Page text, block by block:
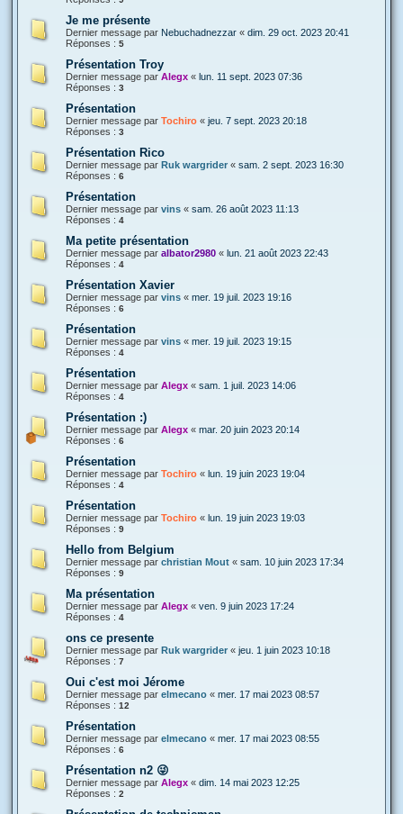
Je me présente
Dernier message par Nebuchadnezzar « dim. 29 oct. 2023 20:41
Réponses : 5
Présentation Troy
Dernier message par Alegx « lun. 11 sept. 2023 07:36
Réponses : 3
Présentation
Dernier message par Tochiro « jeu. 7 sept. 2023 20:18
Réponses : 3
Présentation Rico
Dernier message par Ruk wargrider « sam. 2 sept. 2023 16:30
Réponses : 6
Présentation
Dernier message par vins « sam. 26 août 2023 11:13
Réponses : 4
Ma petite présentation
Dernier message par albator2980 « lun. 21 août 2023 22:43
Réponses : 4
Présentation Xavier
Dernier message par vins « mer. 19 juil. 2023 19:16
Réponses : 6
Présentation
Dernier message par vins « mer. 19 juil. 2023 19:15
Réponses : 4
Présentation
Dernier message par Alegx « sam. 1 juil. 2023 14:06
Réponses : 4
Présentation :)
Dernier message par Alegx « mar. 20 juin 2023 20:14
Réponses : 6
Présentation
Dernier message par Tochiro « lun. 19 juin 2023 19:04
Réponses : 4
Présentation
Dernier message par Tochiro « lun. 19 juin 2023 19:03
Réponses : 9
Hello from Belgium
Dernier message par christian Mout « sam. 10 juin 2023 17:34
Réponses : 9
Ma présentation
Dernier message par Alegx « ven. 9 juin 2023 17:24
Réponses : 4
ons ce presente
Dernier message par Ruk wargrider « jeu. 1 juin 2023 10:18
Réponses : 7
Oui c'est moi Jérome
Dernier message par elmecano « mer. 17 mai 2023 08:57
Réponses : 12
Présentation
Dernier message par elmecano « mer. 17 mai 2023 08:55
Réponses : 6
Présentation n2 😜
Dernier message par Alegx « dim. 14 mai 2023 12:25
Réponses : 2